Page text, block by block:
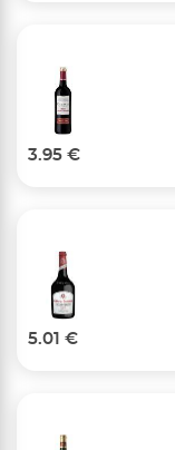
3.95 €
5.01 €